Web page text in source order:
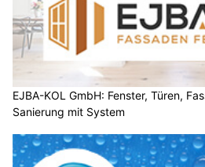
EJBA-KOL GmbH: Fenster, Türen,
Sanierung mit System